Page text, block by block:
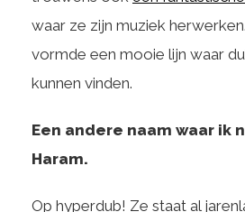
waar ze zijn muziek
vormde een mooie lijn waar
kunnen vinden.
Een andere naam waar ik
Haram.
Op hyperdub! Ze staat al